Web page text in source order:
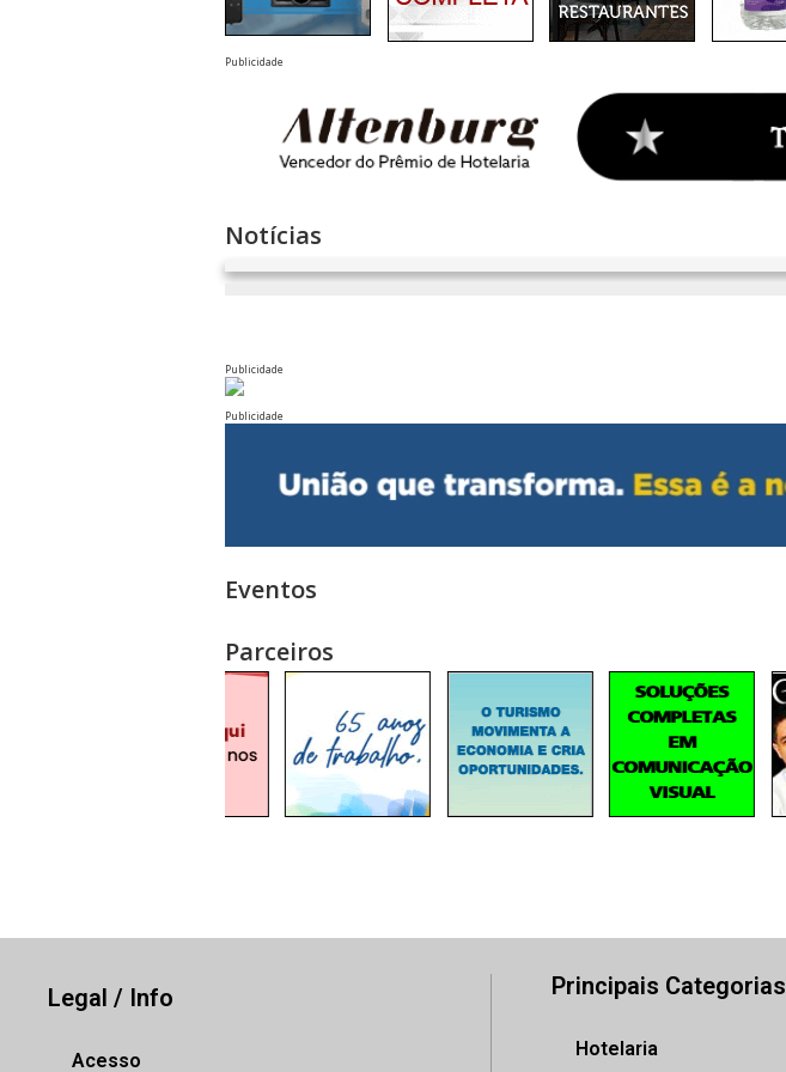
Publicidade
Notícias
Publicidade
Publicidade
Eventos
Parceiros
Legal / Info
Acesso
Principais Categorias
Hotelaria